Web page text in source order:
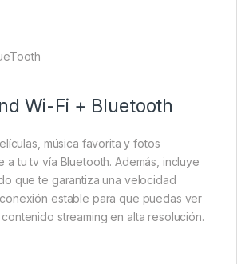
Wi-Fi + Bluetooth
música favorita y fotos
a tu tv vía Bluetooth. Además, incluye
que te garantiza una velocidad
estable para que puedas ver
streaming en alta resolución.